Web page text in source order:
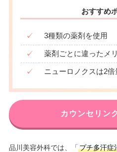
おすすめ
✓ 3種類の薬剤を使用
✓ 薬剤ごとに違ったメ
✓ ニューロノクスは2
カウンセリン
品川美容外科では、「 プチ多汗症